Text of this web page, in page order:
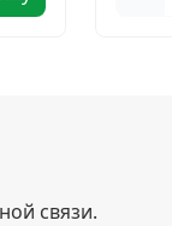
связи.